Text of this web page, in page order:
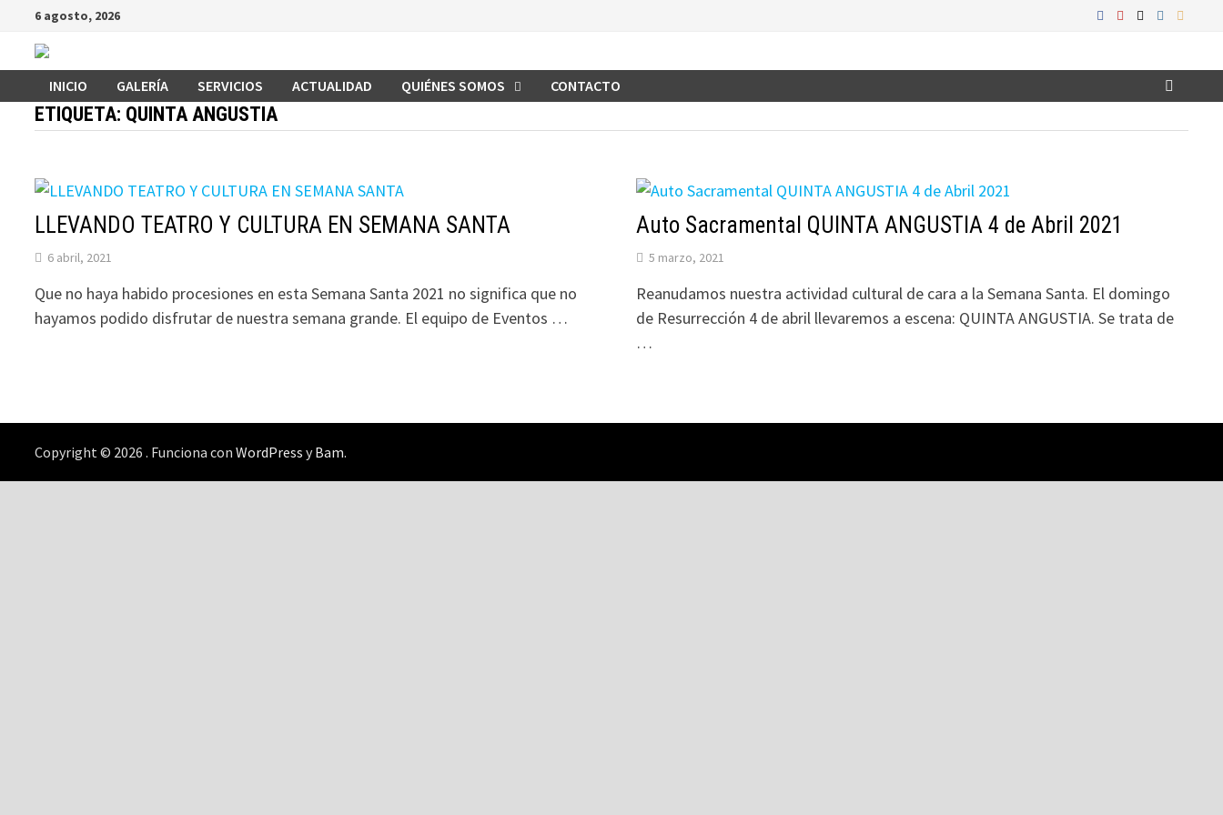
Saltar
contenido
6 agosto, 2026
INICIO GALERÍA SERVICIOS ACTUALIDAD QUIÉNES SOMOS CONTACTO
ETIQUETA: QUINTA ANGUSTIA
LLEVANDO TEATRO Y CULTURA EN SEMANA SANTA
6 abril, 2021
Que no haya habido procesiones en esta Semana Santa 2021 no significa que no
hayamos podido disfrutar de nuestra semana grande. El equipo de Eventos …
Auto Sacramental QUINTA ANGUSTIA 4 de Abril 2021
5 marzo, 2021
Reanudamos nuestra actividad cultural de cara a la Semana Santa. El domingo
de Resurrección 4 de abril llevaremos a escena: QUINTA ANGUSTIA. Se trata de
…
Copyright © 2026. Funciona conWordPress yBam.